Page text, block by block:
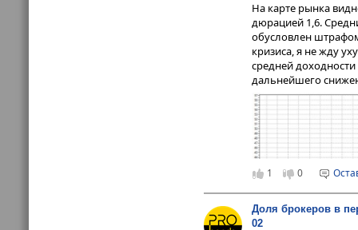
На карте рынка
дюрацией 1,6.
обусловлен
кризиса, я не жду
средней
дальнейшего
1 0
Доля брокеров в
02